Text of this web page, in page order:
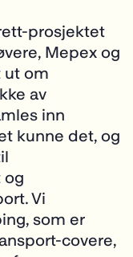
prosjektet
Mepex og
ut om
av
inn
kunne det, og
og
Vi
som er
covere,